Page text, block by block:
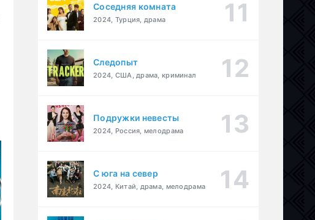
Соседняя комната
2024, Турция, драма
Следопыт
2024, США, драма, криминал
Подружки невесты
2024, Россия, мелодрама
С юга на север
2024, Китай, драма, мелодрама